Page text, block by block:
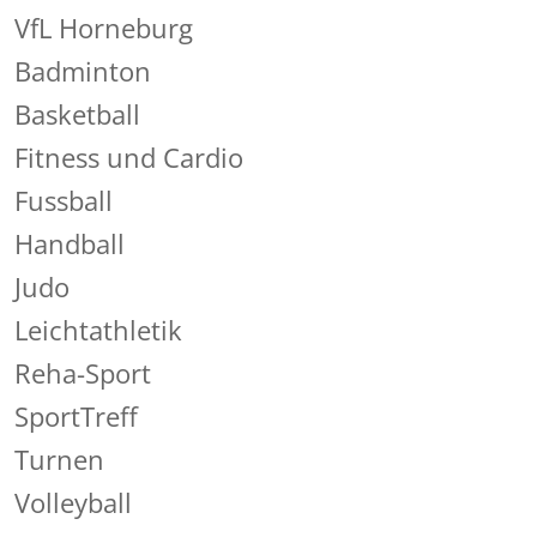
VfL Horneburg
Badminton
Basketball
Fitness und Cardio
Fussball
Handball
Judo
Leichtathletik
Reha-Sport
SportTreff
Turnen
Volleyball